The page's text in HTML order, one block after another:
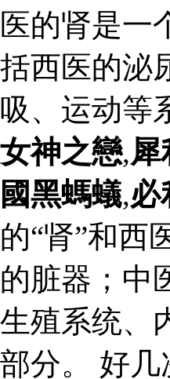
医的肾是一
括西医的泌
吸、运动等
女神之戀,犀
國黑螞蟻,必
的“肾”和西
的脏器；中
生殖系统、
部分。 好